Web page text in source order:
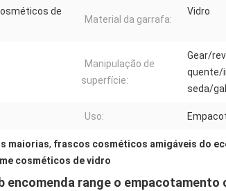
de
Material da garrafa:
Vidro
Manipulação de
superfície:
Gear/
quente/
seda/
Uso:
maiorias, frascos cosméticos amigáveis do
cosméticos de vidro
encomenda range o empacotamento